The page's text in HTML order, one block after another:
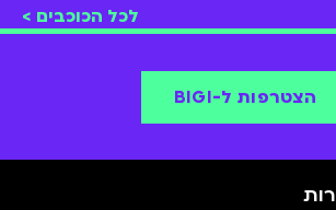
לכל הכוכבים >
הצטרפות ל-BIGI